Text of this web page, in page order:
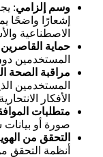
وسم إلزامي :
إشعارًا واضحًا
الاصطناعية
حماية القاصرين:
المستخدمين دون 18
مراقبة الصحة
المستخدمين
الأفكار الانتحارية
متطلبات
صورة أو
التحقق من الهوية
أنظمة التحقق